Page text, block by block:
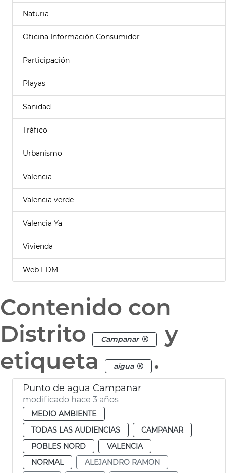
Naturia
Oficina Información Consumidor
Participación
Playas
Sanidad
Tráfico
Urbanismo
Valencia
Valencia verde
Valencia Ya
Vivienda
Web FDM
Contenido con
Distrito
Campanar
y
etiqueta
aigua .
Punto de agua Campanar
modificado hace 3 años
MEDIO AMBIENTE
TODAS LAS AUDIENCIAS
CAMPANAR
POBLES NORD
VALENCIA
NORMAL
ALEJANDRO RAMON